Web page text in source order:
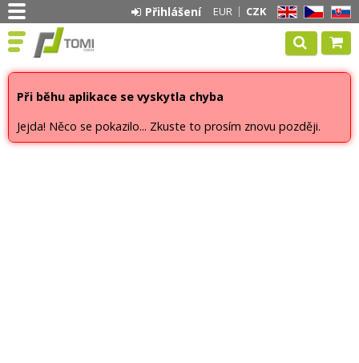
EN CZ SK
EUR CZK
Přihlášení
Při běhu aplikace se vyskytla chyba
Jejda! Něco se pokazilo... Zkuste to prosím znovu později.